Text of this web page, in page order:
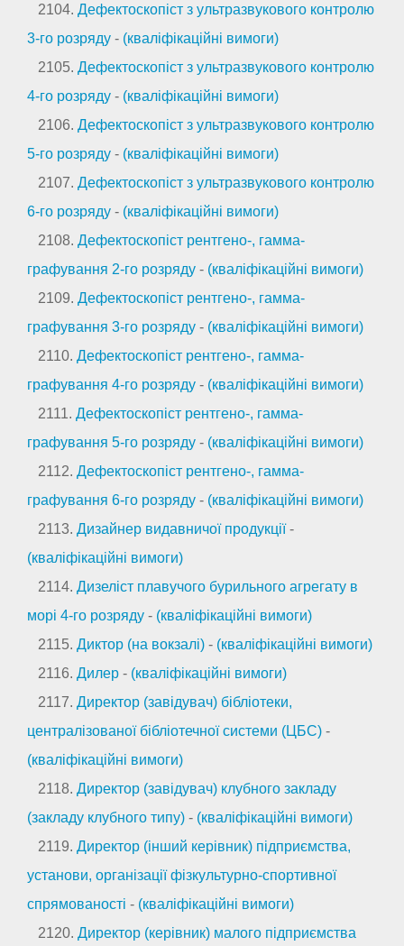
2104. Дефектоскопіст з ультразвукового контролю
3-го розряду - (кваліфікаційні вимоги)
2105. Дефектоскопіст з ультразвукового контролю
4-го розряду - (кваліфікаційні вимоги)
2106. Дефектоскопіст з ультразвукового контролю
5-го розряду - (кваліфікаційні вимоги)
2107. Дефектоскопіст з ультразвукового контролю
6-го розряду - (кваліфікаційні вимоги)
2108. Дефектоскопіст рентгено-, гамма-
графування 2-го розряду - (кваліфікаційні вимоги)
2109. Дефектоскопіст рентгено-, гамма-
графування 3-го розряду - (кваліфікаційні вимоги)
2110. Дефектоскопіст рентгено-, гамма-
графування 4-го розряду - (кваліфікаційні вимоги)
2111. Дефектоскопіст рентгено-, гамма-
графування 5-го розряду - (кваліфікаційні вимоги)
2112. Дефектоскопіст рентгено-, гамма-
графування 6-го розряду - (кваліфікаційні вимоги)
2113. Дизайнер видавничої продукції-
(кваліфікаційні вимоги)
2114. Дизеліст плавучого бурильного агрегату в
морі 4-го розряду - (кваліфікаційні вимоги)
2115. Диктор (на вокзалі) - (кваліфікаційні вимоги)
2116. Дилер - (кваліфікаційні вимоги)
2117. Директор (завідувач) бібліотеки,
централізованої бібліотечної системи (ЦБС) -
(кваліфікаційні вимоги)
2118. Директор (завідувач) клубного закладу
(закладу клубного типу) - (кваліфікаційні вимоги)
2119. Директор (інший керівник) підприємства,
установи, організації фізкультурно-спортивної
спрямованості - (кваліфікаційні вимоги)
2120. Директор (керівник) малого підприємства